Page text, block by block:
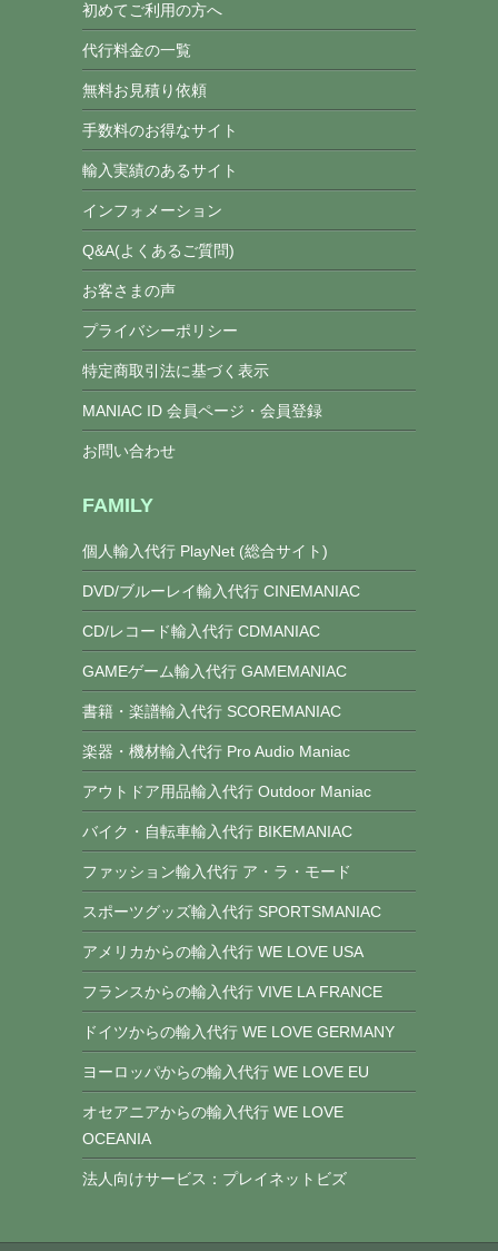
初めてご利用の方へ
代行料金の一覧
無料お見積り依頼
手数料のお得なサイト
輸入実績のあるサイト
インフォメーション
Q&A(よくあるご質問)
お客さまの声
プライバシーポリシー
特定商取引法に基づく表示
MANIAC ID 会員ページ・会員登録
お問い合わせ
FAMILY
個人輸入代行 PlayNet (総合サイト)
DVD/ブルーレイ輸入代行 CINEMANIAC
CD/レコード輸入代行 CDMANIAC
GAMEゲーム輸入代行 GAMEMANIAC
書籍・楽譜輸入代行 SCOREMANIAC
楽器・機材輸入代行 Pro Audio Maniac
アウトドア用品輸入代行 Outdoor Maniac
バイク・自転車輸入代行 BIKEMANIAC
ファッション輸入代行 ア・ラ・モード
スポーツグッズ輸入代行 SPORTSMANIAC
アメリカからの輸入代行 WE LOVE USA
フランスからの輸入代行 VIVE LA FRANCE
ドイツからの輸入代行 WE LOVE GERMANY
ヨーロッパからの輸入代行 WE LOVE EU
オセアニアからの輸入代行 WE LOVE
OCEANIA
法人向けサービス：プレイネットビズ